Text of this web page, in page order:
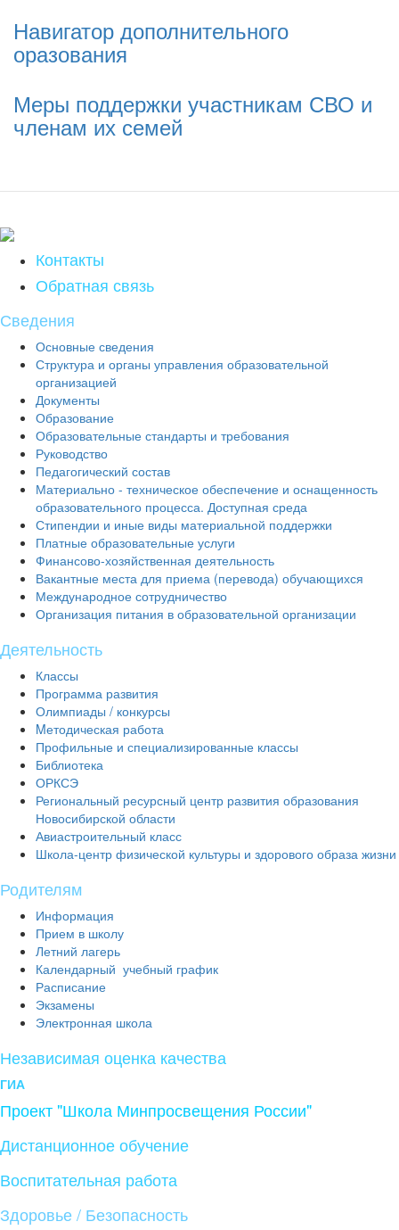
Навигатор дополнительного
оразования
Меры поддержки участникам СВО и
членам их семей
Контакты
Обратная связь
Сведения
Основные сведения
Структура и органы управления образовательной
организацией
Документы
Образование
Образовательные стандарты и требования
Руководство
Педагогический состав
Материально - техническое обеспечение и оснащенность
образовательного процесса. Доступная среда
Стипендии и иные виды материальной поддержки
Платные образовательные услуги
Финансово-хозяйственная деятельность
Вакантные места для приема (перевода) обучающихся
Международное сотрудничество
Организация питания в образовательной организации
Деятельность
Классы
Программа развития
Олимпиады / конкурсы
Mетодическая работа
Профильные и специализированные классы
Библиотека
ОРКСЭ
Региональный ресурсный центр развития образования
Новосибирской области
Авиастроительный класс
Школа-центр физической культуры и здорового образа жизни
Родителям
Информация
Прием в школу
Летний лагерь
Календарный учебный график
Расписание
Экзамены
Электронная школа
Независимая оценка качества
ГИА
Проект "Школа Минпросвещения России"
Дистанционное обучение
Воспитательная работа
Здоровье / Безопасность